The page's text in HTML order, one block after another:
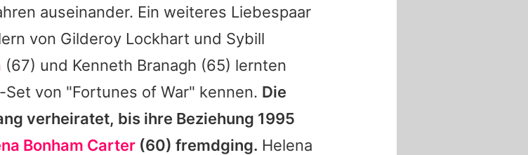
auseinander. Ein weiteres Liebespaar
von Gilderoy Lockhart und Sybill
(67) und Kenneth Branagh (65) lernten
von "Fortunes of War" kennen. Die
verheiratet, bis ihre Beziehung 1995
Bonham Carter (60) fremdging. Helena